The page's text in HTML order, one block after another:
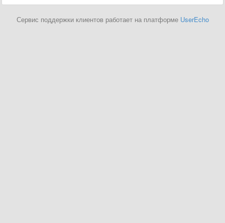
Сервис поддержки клиентов работает на платформе UserEcho